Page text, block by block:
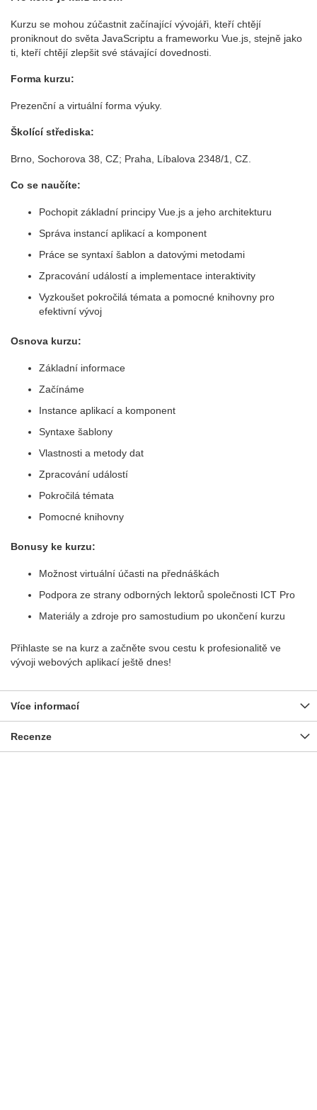
Kurzu se mohou zúčastnit začínající vývojáři, kteří chtějí
proniknout do světa JavaScriptu a frameworku Vue.js, stejně jako
ti, kteří chtějí zlepšit své stávající dovednosti.
Forma kurzu:
Prezenční a virtuální forma výuky.
Školící střediska:
Brno, Sochorova 38, CZ; Praha, Líbalova 2348/1, CZ.
Co se naučíte:
Pochopit základní principy Vue.js a jeho architekturu
Správa instancí aplikací a komponent
Práce se syntaxí šablon a datovými metodami
Zpracování událostí a implementace interaktivity
Vyzkoušet pokročilá témata a pomocné knihovny pro
efektivní vývoj
Osnova kurzu:
Základní informace
Začínáme
Instance aplikací a komponent
Syntaxe šablony
Vlastnosti a metody dat
Zpracování událostí
Pokročilá témata
Pomocné knihovny
Bonusy ke kurzu:
Možnost virtuální účasti na přednáškách
Podpora ze strany odborných lektorů společnosti ICT Pro
Materiály a zdroje pro samostudium po ukončení kurzu
Přihlaste se na kurz a začněte svou cestu k profesionalitě ve
vývoji webových aplikací ještě dnes!
Více informací
Recenze